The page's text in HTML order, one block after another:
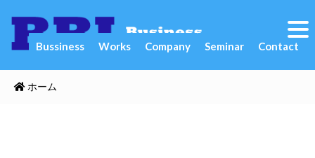
Bussiness Works Company Seminar Contact
ホーム